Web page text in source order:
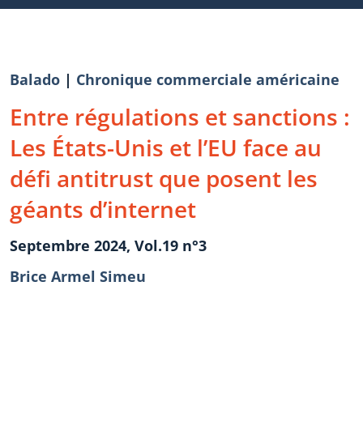
Balado | Chronique commerciale américaine
Entre régulations et sanctions :
Les États-Unis et l’EU face au
défi antitrust que posent les
géants d’internet
Septembre 2024, Vol.19 n°3
Brice Armel Simeu